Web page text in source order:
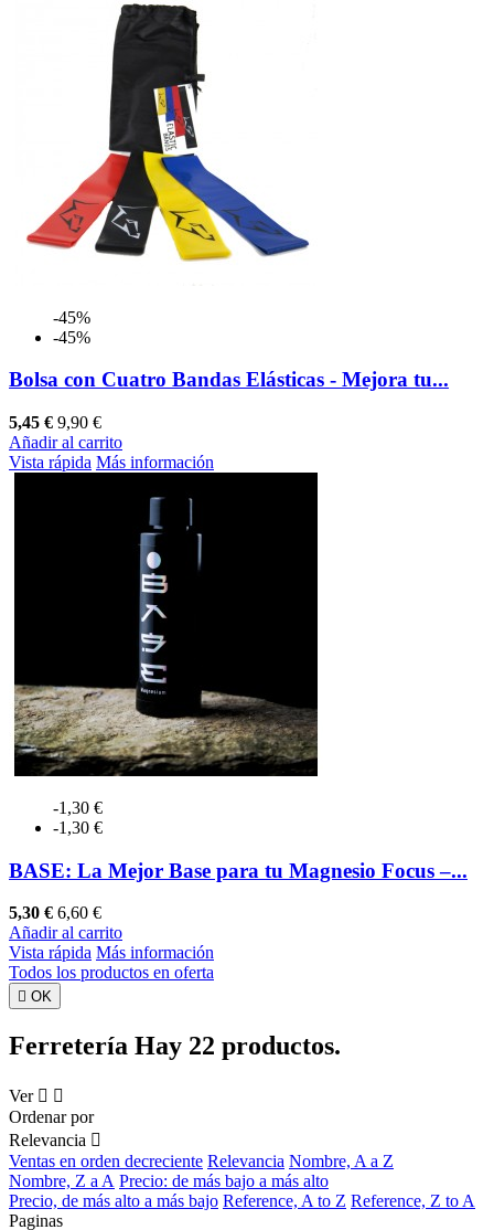
-45%
-45%
Bolsa con Cuatro Bandas Elásticas - Mejora tu...
5,45 € 9,90 €
Añadir al carrito
Vista rápida Más información
-1,30 €
-1,30 €
BASE: La Mejor Base para tu Magnesio Focus –...
5,30 € 6,60 €
Añadir al carrito
Vista rápida Más información
Todos los productos en oferta
 OK
Ferretería Hay 22 productos.
Ver  
Ordenar por
Relevancia 
Ventas en orden decreciente Relevancia Nombre, A a Z
Nombre, Z a A Precio: de más bajo a más alto
Precio, de más alto a más bajo Reference, A to Z Reference, Z to A
Paginas